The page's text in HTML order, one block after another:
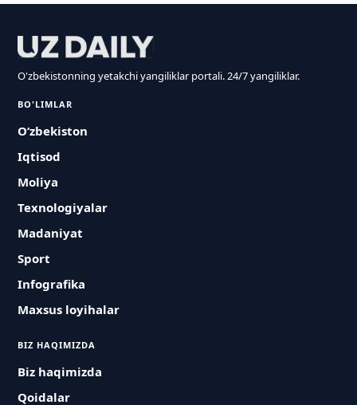
O'zbekistonning yetakchi yangiliklar portali. 24/7 yangiliklar.
BO'LIMLAR
O‘zbekiston
Iqtisod
Moliya
Texnologiyalar
Madaniyat
Sport
Infografika
Maxsus loyihalar
BIZ HAQIMIZDA
Biz haqimizda
Qoidalar